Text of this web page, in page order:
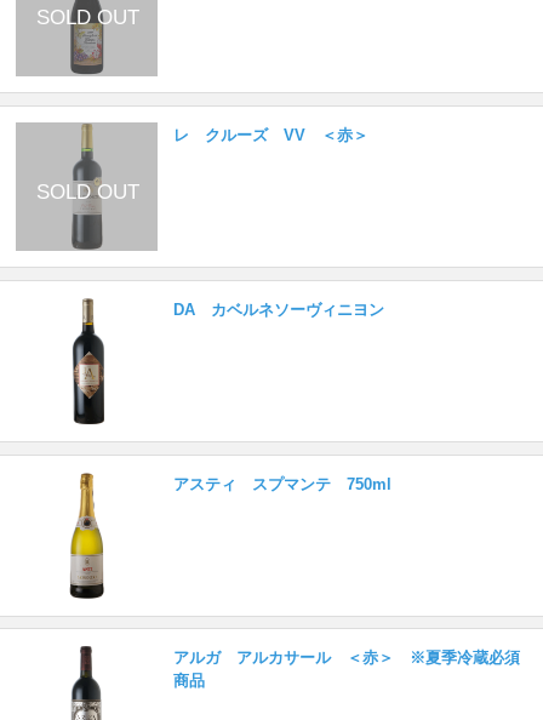
レ クルーズ VV ＜赤＞
DA カベルネソーヴィニヨン
アスティ スプマンテ 750ml
アルガ アルカサール ＜赤＞ ※夏季冷蔵必須
商品